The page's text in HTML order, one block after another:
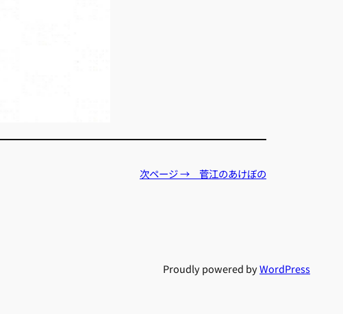
次ページ → 菅江のあけぼの
Proudly powered byWordPress